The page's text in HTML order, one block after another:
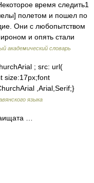
время следить1
полетом и пошел по
Они с любопытством
и опять стали
академический словарь
; src: url(
size:17px;font
,Arial,Serif;}
языка
…